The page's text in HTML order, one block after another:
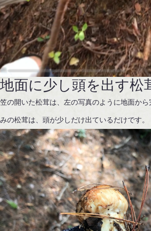
地面に少し頭を出す松
笠の開いた松茸は、左の写真のように地面か
みの松茸は、頭が少しだけ出ているだけです。